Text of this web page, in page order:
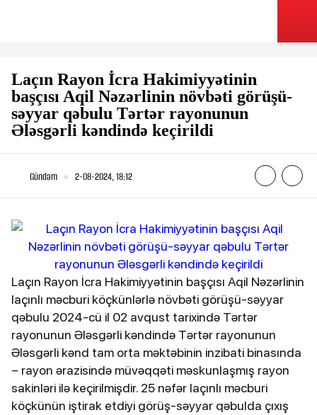
Laçın Rayon İcra Hakimiyyətinin
başçısı Aqil Nəzərlinin növbəti görüşü-
səyyar qəbulu Tərtər rayonunun
Ələsgərli kəndində keçirildi
Gündəm 2-08-2024, 18:12
Laçın Rayon İcra Hakimiyyətinin başçısı Aqil Nəzərlinin
laçınlı məcburi köçkünlərlə növbəti görüşü-səyyar
qəbulu 2024-cü il 02 avqust tarixində Tərtər
rayonunun Ələsgərli kəndində Tərtər rayonunun
Ələsgərli kənd tam orta məktəbinin inzibati binasında
– rayon ərazisində müvəqqəti məskunlaşmış rayon
sakinləri ilə keçirilmişdir. 25 nəfər laçınlı məcburi
köçkünün iştirak etdiyi görüş-səyyar qəbulda çıxış